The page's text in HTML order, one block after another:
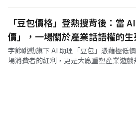
「豆包價格」登熱搜背後：當
價」，一場關於產業話語權的
字節跳動旗下 AI 助理「豆包」憑藉極低
場消費者的紅利，更是大廠重塑產業遊戲